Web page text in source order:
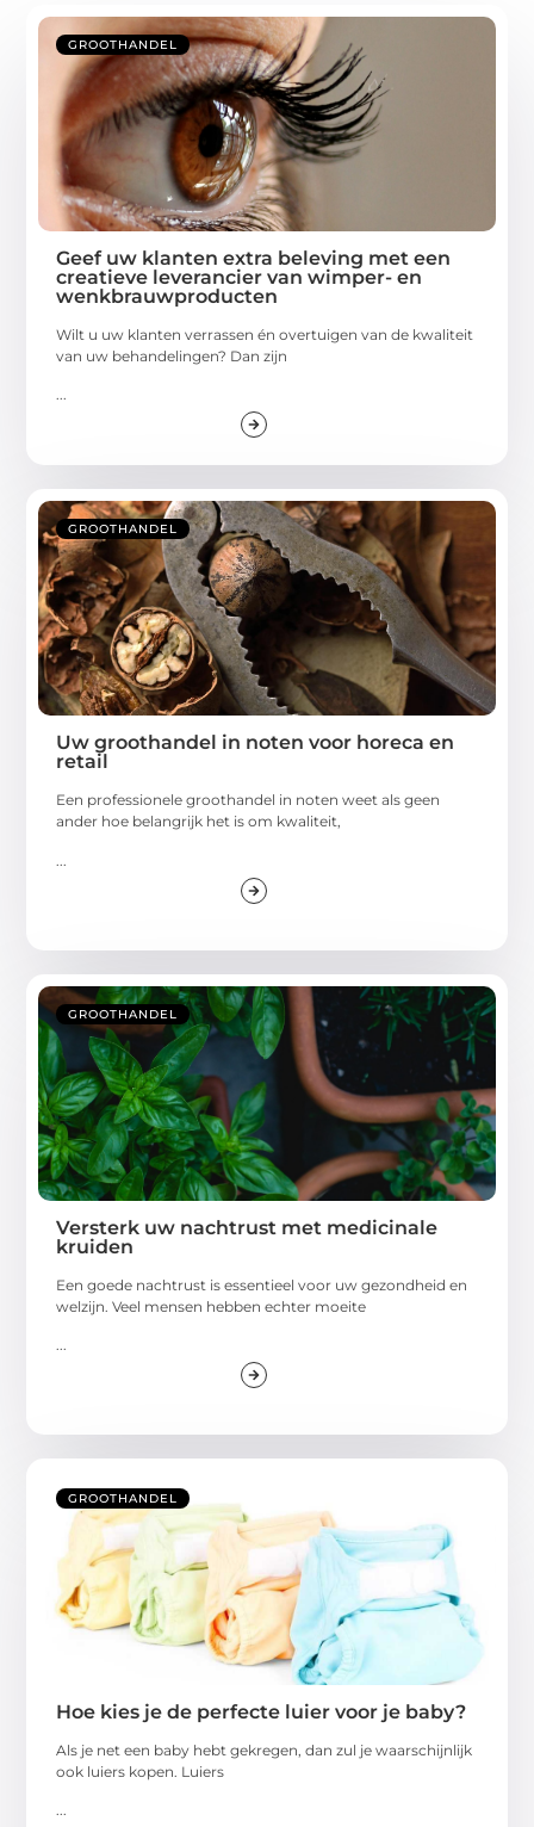
GROOTHANDEL
Geef uw klanten extra beleving met een
creatieve leverancier van wimper- en
wenkbrauwproducten
Wilt u uw klanten verrassen én overtuigen van de kwaliteit
van uw behandelingen? Dan zijn
...
GROOTHANDEL
Uw groothandel in noten voor horeca en
retail
Een professionele groothandel in noten weet als geen
ander hoe belangrijk het is om kwaliteit,
GROOTHANDEL
Versterk uw nachtrust met medicinale
kruiden
Een goede nachtrust is essentieel voor uw gezondheid en
welzijn. Veel mensen hebben echter moeite
...
GROOTHANDEL
Hoe kies je de perfecte luier voor je baby?
Als je net een baby hebt gekregen, dan zul je waarschijnlijk
ook luiers kopen. Luiers
...